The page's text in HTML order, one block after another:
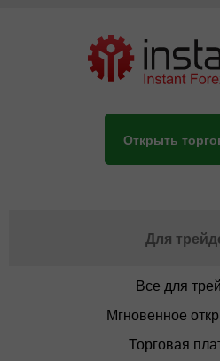
Открыть
Для
Все для
Мгновенное
Торговая